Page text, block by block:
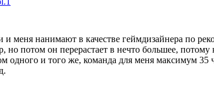
и меня нанимают в качестве геймдизайнера
потом он перерастает в нечто большее,
одного и того же, команда для меня максимум